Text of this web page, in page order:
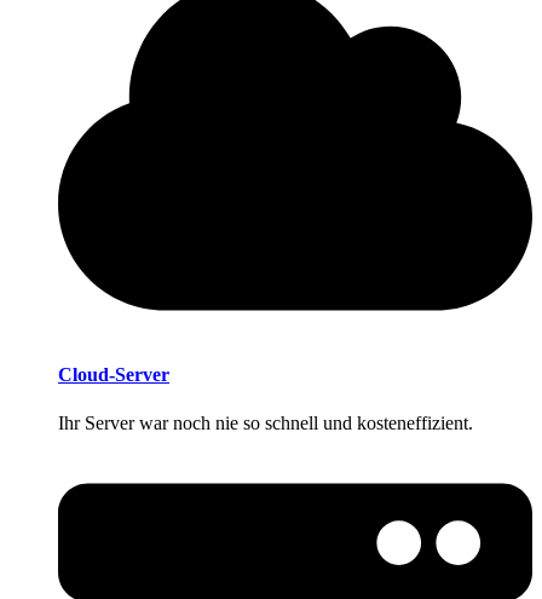
Cloud-Server
Ihr Server war noch nie so schnell und kosteneffizient.